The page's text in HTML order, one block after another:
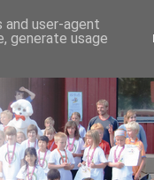
user-agent
generate usage